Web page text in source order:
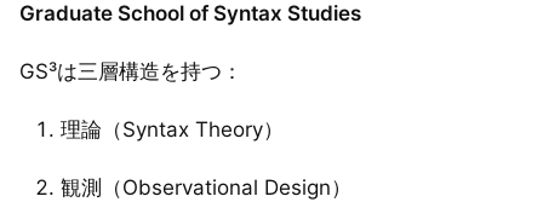
Graduate School of Syntax Studies
GS³は三層構造を持つ：
理論（Syntax Theory）
観測（Observational Design）